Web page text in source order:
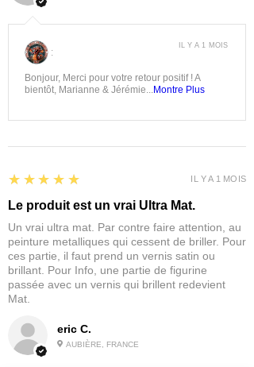
:
Bonjour, Merci pour votre retour positif ! A
bientôt, Marianne & Jérémie...Montre Plus
IL Y A 1 MOIS
eric C.
AUBIÈRE, FRANCE
5
★★★★★
Le produit est un vrai Ultra Mat.
Un vrai ultra mat. Par contre faire attention, au
peinture metalliques qui cessent de briller. Pour
ces partie, il faut prend un vernis satin ou
brillant. Pour Info, une partie de figurine
passée avec un vernis qui brillent redevient
Mat.
IL Y A 1 MOIS